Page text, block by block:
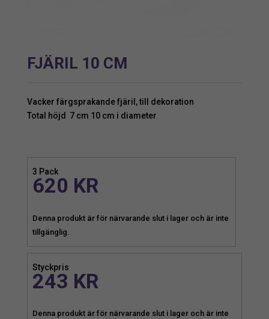
FJÄRIL 10 CM
Vacker färgsprakande fjäril, till dekoration
Total höjd 7 cm 10 cm i diameter
3 Pack
620 KR
Denna produkt är för närvarande slut i lager och är inte
tillgänglig.
Styckpris
243 KR
Denna produkt är för närvarande slut i lager och är inte